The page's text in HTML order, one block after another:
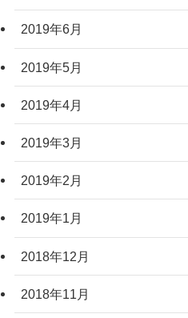
2019年6月
2019年5月
2019年4月
2019年3月
2019年2月
2019年1月
2018年12月
2018年11月